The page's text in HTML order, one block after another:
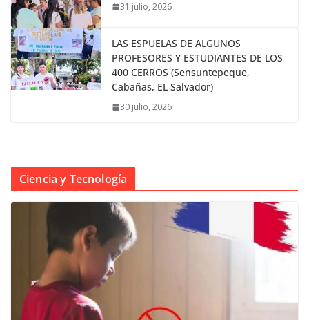
31 julio, 2026
LAS ESPUELAS DE ALGUNOS
PROFESORES Y ESTUDIANTES DE LOS
400 CERROS (Sensuntepeque,
Cabañas, EL Salvador)
30 julio, 2026
Ciencia y Tecnología